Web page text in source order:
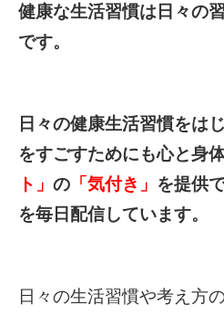
健康な生活習慣は日々の
です。
日々の健康生活習慣をは
をすごすためにも心と身
ト」 の 「気付き」 を提供
を毎日配信しています。
日々の生活習慣や考え方